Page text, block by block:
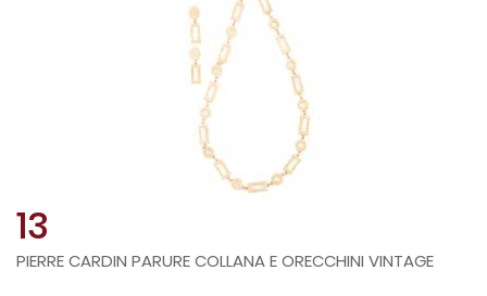
13
PIERRE CARDIN PARURE COLLANA E ORECCHINI VINTAGE